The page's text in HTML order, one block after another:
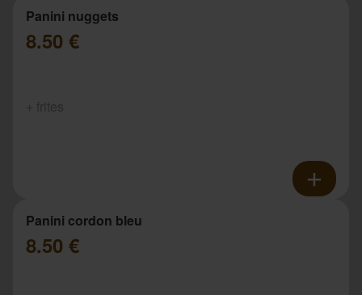
Panini nuggets
8.50 €
Panini cordon bleu
8.50 €